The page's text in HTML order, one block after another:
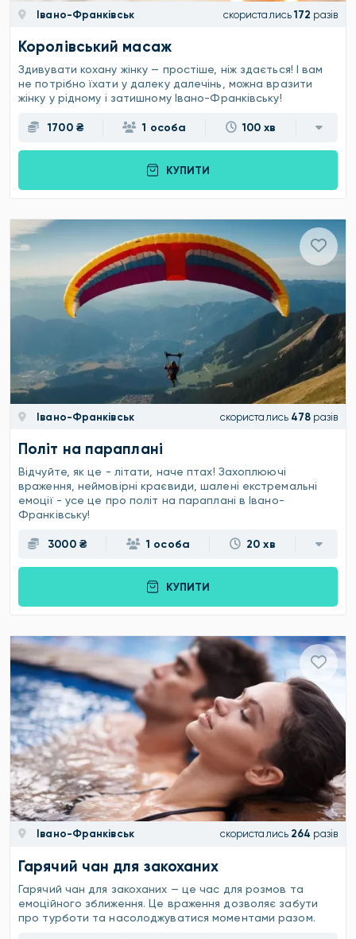
Івано-Франківськ скористались 172 разів
Королівський масаж
Здивувати кохану жінку — простіше, ніж здається! І вам
не потрібно їхати у далеку далечінь, можна вразити
жінку у рідному і затишному Івано-Франківську!
1700 ₴ 1 особа 100 хв
КУПИТИ
Івано-Франківськ скористались 478 разів
Політ на параплані
Відчуйте, як це - літати, наче птах! Захоплюючі
враження, неймовірні краєвиди, шалені екстремальні
емоції - усе це про політ на параплані в Івано-
Франківську!
3000 ₴ 1 особа 20 хв
КУПИТИ
Івано-Франківськ скористались 264 разів
Гарячий чан для закоханих
Гарячий чан для закоханих — це час для розмов та
емоційного зближення. Це враження дозволяє забути
про турботи та насолоджуватися моментами разом.